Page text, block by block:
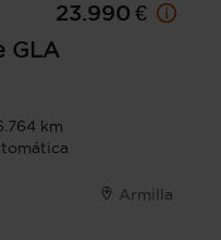
23.990 €
GLA
km
Armilla